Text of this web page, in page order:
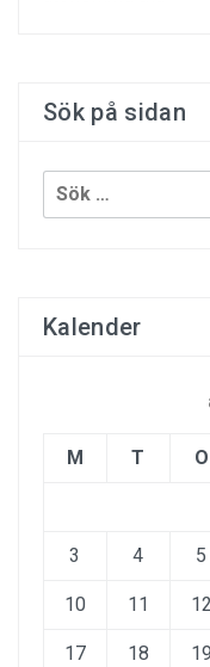
Sök på sidan
Sök
efter:
Kalender
M T O
3 4 5
10 11 12
17 18 19